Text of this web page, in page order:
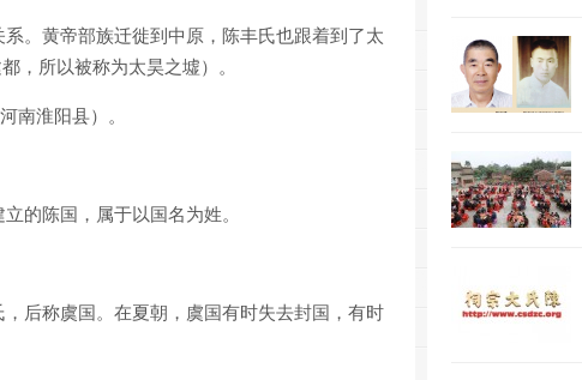
。黄帝部族迁徙到中原，陈丰氏也跟着到了太
，所以被称为太昊之墟）。
南淮阳县）。
的陈国，属于以国名为姓。
后称虞国。在夏朝，虞国有时失去封国，有时